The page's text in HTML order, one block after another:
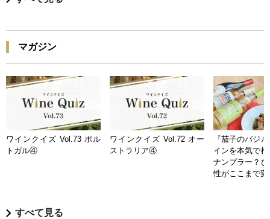
マガジン
ワインクイズ Vol.73 ポル
トガル④
ワインクイズ Vol.72 オー
ストラリア④
『茄子のバジ
インを本気で
ナンプラー？
性がここまで
すべて見る